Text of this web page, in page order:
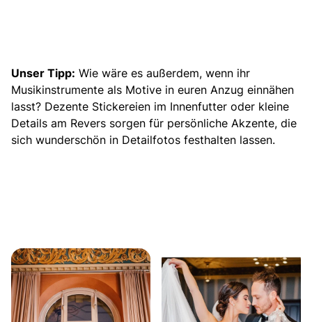
Unser Tipp: Wie wäre es außerdem, wenn ihr
Musikinstrumente als Motive in euren Anzug einnähen
lasst? Dezente Stickereien im Innenfutter oder kleine
Details am Revers sorgen für persönliche Akzente, die
sich wunderschön in Detailfotos festhalten lassen.